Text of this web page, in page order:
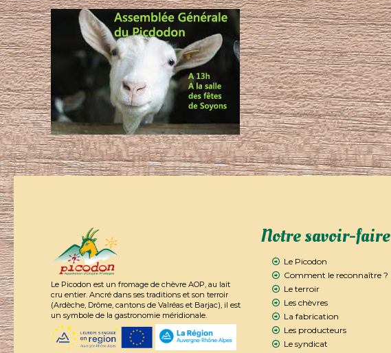
Le Picodon est un fromage de chèvre AOP, au lait
cru entier. Ancré dans ses traditions et son terroir
(Ardèche, Drôme, cantons de Valréas et Barjac), il est
un symbole de la gastronomie méridionale.
Notre savoir-faire
Le Picodon
Comment le reconnaître ?
Le terroir
Les chèvres
La fabrication
Les producteurs
Le syndicat